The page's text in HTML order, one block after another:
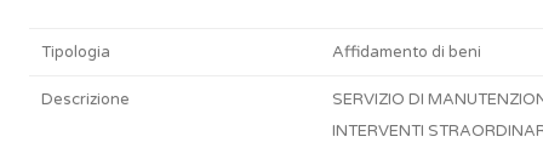
Tipologia Affidamento di beni
Descrizione
SERVIZIO DI
INTERVENTI